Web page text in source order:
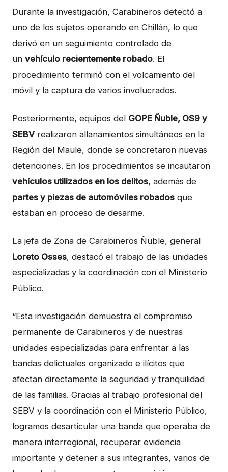
Durante la investigación, Carabineros detectó a
uno de los sujetos operando en Chillán, lo que
derivó en un seguimiento controlado de
un vehículo recientemente robado. El
procedimiento terminó con el volcamiento del
móvil y la captura de varios involucrados.
Posteriormente, equipos del GOPE Ñuble, OS9 y
SEBVrealizaron allanamientos simultáneos en la
Región del Maule, donde se concretaron nuevas
detenciones. En los procedimientos se incautaron
vehículos utilizados en los delitos, además de
partes y piezas de automóviles robados que
estaban en proceso de desarme.
La jefa de Zona de Carabineros Ñuble, general
Loreto Osses, destacó el trabajo de las unidades
especializadas y la coordinación con el Ministerio
Público.
“Esta investigación demuestra el compromiso
permanente de Carabineros y de nuestras
unidades especializadas para enfrentar a las
bandas delictuales organizado e ilícitos que
afectan directamente la seguridad y tranquilidad
de las familias. Gracias al trabajo profesional del
SEBV y la coordinación con el Ministerio Público,
logramos desarticular una banda que operaba de
manera interregional, recuperar evidencia
importante y detener a sus integrantes, varios de